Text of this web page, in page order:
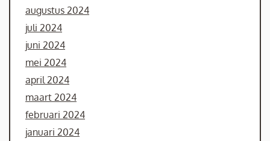
augustus 2024
juli 2024
juni 2024
mei 2024
april 2024
maart 2024
februari 2024
januari 2024